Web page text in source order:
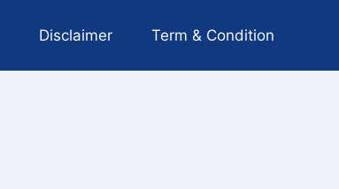
Disclaimer Term & Condition